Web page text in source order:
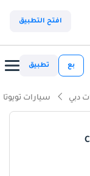
افتح التطبيق
بع تطبيق
دبي سيارات تويوتا